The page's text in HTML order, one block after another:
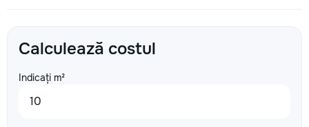
Calculează costul
Indicați m²